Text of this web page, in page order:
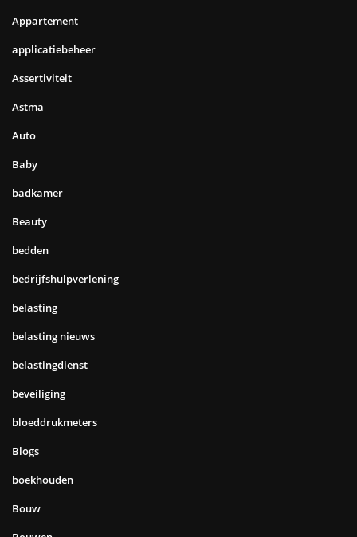
Appartement
applicatiebeheer
Assertiviteit
Astma
Auto
Baby
badkamer
Beauty
bedden
bedrijfshulpverlening
belasting
belasting nieuws
belastingdienst
beveiliging
bloeddrukmeters
Blogs
boekhouden
Bouw